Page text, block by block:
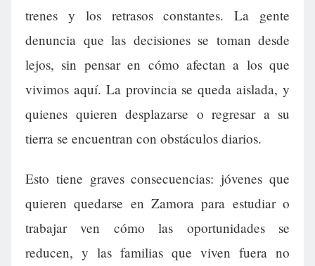
trenes y los retrasos constantes. La gente
denuncia que las decisiones se toman desde
lejos, sin pensar en cómo afectan a los que
vivimos aquí. La provincia se queda aislada, y
quienes quieren desplazarse o regresar a su
tierra se encuentran con obstáculos diarios.
Esto tiene graves consecuencias: jóvenes que
quieren quedarse en Zamora para estudiar o
trabajar ven cómo las oportunidades se
reducen, y las familias que viven fuera no